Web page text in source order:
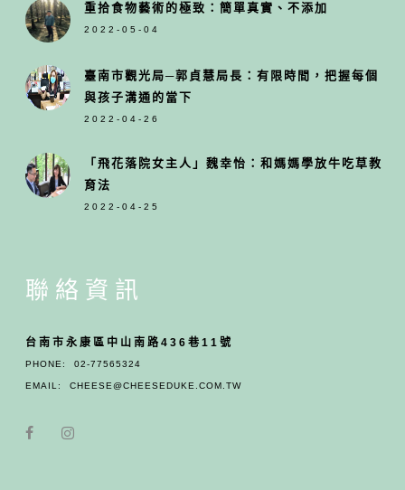
重拾食物藝術的極致：簡單真實、不添加
2022-05-04
臺南市觀光局─郭貞慧局長：有限時間，把握每個
與孩子溝通的當下
2022-04-26
「飛花落院女主人」魏幸怡：和媽媽學放牛吃草教
育法
2022-04-25
聯絡資訊
台南市永康區中山南路436巷11號
PHONE: 02-77565324
EMAIL: CHEESE@CHEESEDUKE.COM.TW